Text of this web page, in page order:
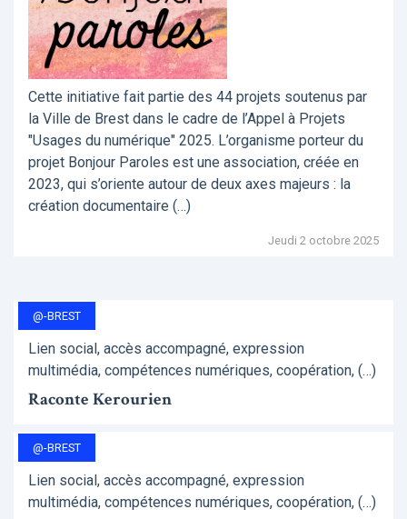
Cette initiative fait partie des 44 projets soutenus par
la Ville de Brest dans le cadre de l’Appel à Projets
"Usages du numérique" 2025. L’organisme porteur du
projet Bonjour Paroles est une association, créée en
2023, qui s’oriente autour de deux axes majeurs : la
création documentaire (…)
Jeudi 2 octobre 2025
@-BREST
Lien social, accès accompagné, expression
multimédia, compétences numériques, coopération, (…)
Raconte Kerourien
@-BREST
Lien social, accès accompagné, expression
multimédia, compétences numériques, coopération, (…)